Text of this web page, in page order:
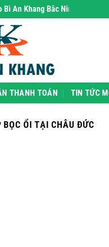
An Khang Bắc Ninh- chuyên
THANH TOÁN TIN TỨC
BỌC ỔI TẠI CHÂU ĐỨC